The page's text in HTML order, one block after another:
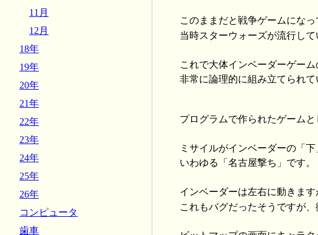
このままだと戦争ゲームにな
当時スターウォーズが流行し
これで大体インベーダーゲーム
非常に論理的に組み立てられ
プログラムで作られたゲーム
ミサイルがインベーダーの「
いわゆる「名古屋撃ち」です。
インベーダーは左右に動きま
これもバグだったそうですが
11月
12月
18年
19年
20年
21年
22年
23年
24年
25年
26年
コンピュータ
歯車